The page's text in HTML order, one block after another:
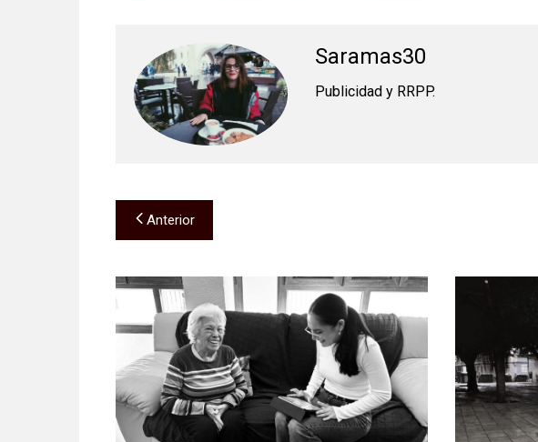
Saramas30
Publicidad y RRPP.
Navegación
de
entradas
Anterior